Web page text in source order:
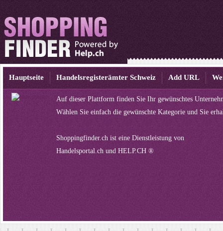
Hauptseite Handelsregisterämter Schweiz Add URL
Auf dieser Plattform finden Sie Ihr gewünschtes
Wählen Sie einfach die gewünschte Kategorie und Sie
Shoppingfinder.ch ist eine Dienstleistung von
Handelsportal.ch und HELP.CH ®